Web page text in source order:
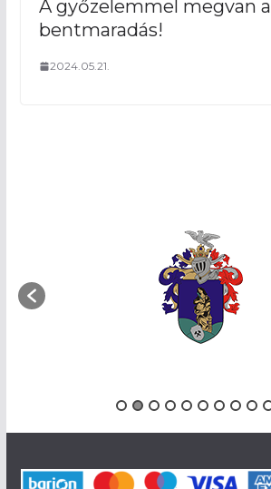
A győzelemmel megvan a
bentmaradás!
2024.05.21.